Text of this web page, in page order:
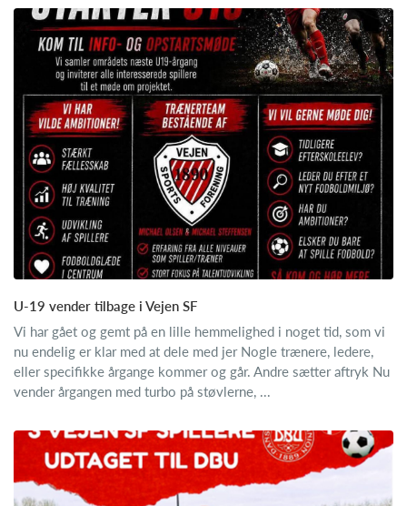
U-19 vender tilbage i Vejen SF
Vi har gået og gemt på en lille hemmelighed i noget tid, som vi
nu endelig er klar med at dele med jer Nogle trænere, ledere,
eller specifikke årgange kommer og går. Andre sætter aftryk Nu
vender årgangen med turbo på støvlerne, ...